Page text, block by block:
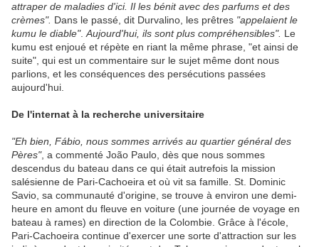
attraper de maladies d'ici. Il les bénit avec des parfums et des
crèmes". Dans le passé, dit Durvalino, les prêtres "appelaient le
kumu le diable". Aujourd'hui, ils sont plus compréhensibles". Le
kumu est enjoué et répète en riant la même phrase, "et ainsi de
suite", qui est un commentaire sur le sujet même dont nous
parlions, et les conséquences des persécutions passées
aujourd'hui.
De l'internat à la recherche universitaire
"Eh bien, Fábio, nous sommes arrivés au quartier général des
Pères", a commenté João Paulo, dès que nous sommes
descendus du bateau dans ce qui était autrefois la mission
salésienne de Pari-Cachoeira et où vit sa famille. St. Dominic
Savio, sa communauté d'origine, se trouve à environ une demi-
heure en amont du fleuve en voiture (une journée de voyage en
bateau à rames) en direction de la Colombie. Grâce à l'école,
Pari-Cachoeira continue d'exercer une sorte d'attraction sur les